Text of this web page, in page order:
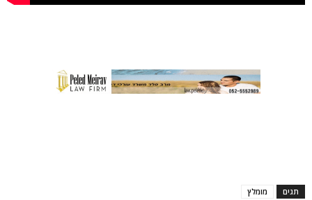
תגים מומלץ